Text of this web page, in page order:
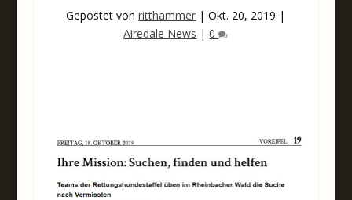
Gepostet vonritthammer |Okt. 20, 2019 |
Airedale News |0